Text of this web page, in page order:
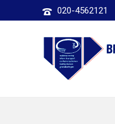
020-4562121